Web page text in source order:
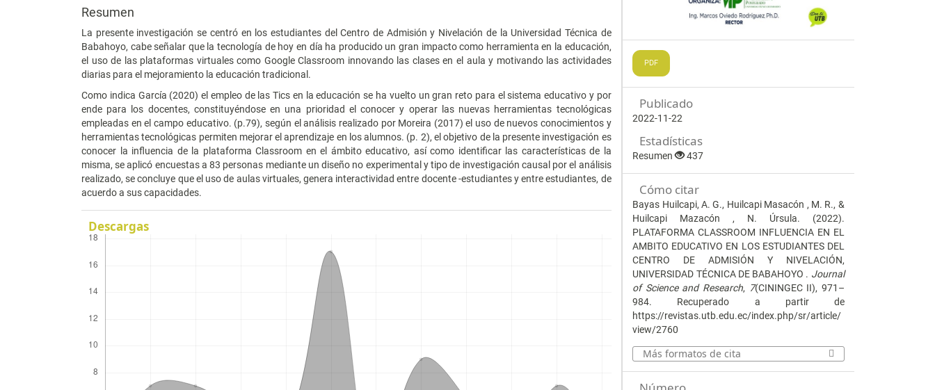
Resumen
La presente investigación se centró en los estudiantes del Centro de Admisión y Nivelación de la Universidad Técnica de
Babahoyo, cabe señalar que la tecnología de hoy en día ha producido un gran impacto como herramienta en la educación,
el uso de las plataformas virtuales como Google Classroom innovando las clases en el aula y motivando las actividades
diarias para el mejoramiento la educación tradicional.
Como indica García (2020) el empleo de las Tics en la educación se ha vuelto un gran reto para el sistema educativo y por
ende para los docentes, constituyéndose en una prioridad el conocer y operar las nuevas herramientas tecnológicas
empleadas en el campo educativo. (p.79), según el análisis realizado por Moreira (2017) el uso de nuevos conocimientos y
herramientas tecnológicas permiten mejorar el aprendizaje en los alumnos. (p. 2), el objetivo de la presente investigación es
conocer la influencia de la plataforma Classroom en el ámbito educativo, así como identificar las características de la
misma, se aplicó encuestas a 83 personas mediante un diseño no experimental y tipo de investigación causal por el análisis
realizado, se concluye que el uso de aulas virtuales, genera interactividad entre docente -estudiantes y entre estudiantes, de
acuerdo a sus capacidades.
Descargas
PDF
Publicado
2022-11-22
Estadísticas
Resumen 437
Cómo citar
Bayas Huilcapi, A. G., Huilcapi Masacón , M. R., &
Huilcapi Mazacón , N. Úrsula. (2022).
PLATAFORMA CLASSROOM INFLUENCIA EN EL
AMBITO EDUCATIVO EN LOS ESTUDIANTES DEL
CENTRO DE ADMISIÓN Y NIVELACIÓN,
UNIVERSIDAD TÉCNICA DE BABAHOYO . Journal
of Science and Research, 7(CININGEC II), 971–
984. Recuperado a partir de
https://revistas.utb.edu.ec/index.php/sr/article/
view/2760
Más formatos de cita